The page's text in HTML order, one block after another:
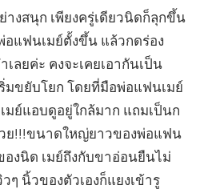
างสนุก เพียงครู่เดียวนิดก็ลุกขึ้น
แฟนเมย์ตั้งขึ้น แล้วกดร่อง
ลยค่ะ คงจะเคยเอากันเป็น
มขยับโยก โดยที่มือพ่อแฟนเมย์
มย์แอบดูอยู่ใกล้มาก แถมเป็นก
ย!!!ขนาดใหญ่ยาวของพ่อแฟน
องนิด เมย์ถึงกับขาอ่อนยืนไม่
ๆ นิ้วของตัวเองก็แยงเข้ารู